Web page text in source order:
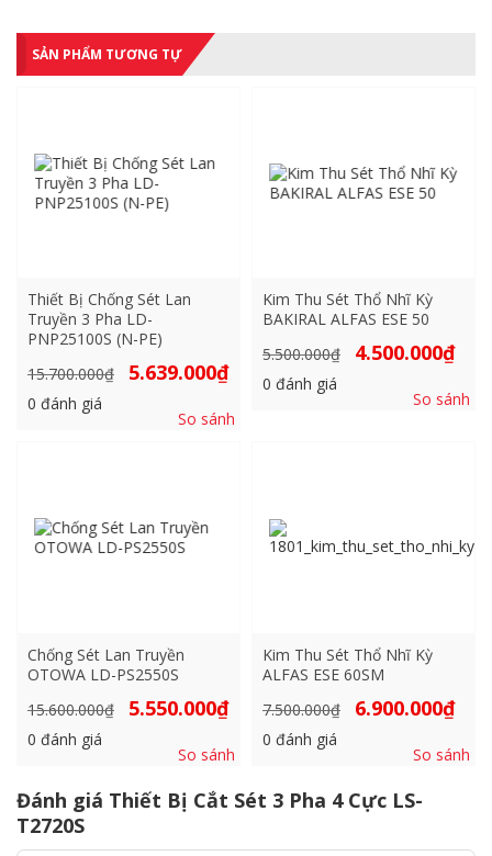
SẢN PHẨM TƯƠNG TỰ
Thiết Bị Chống Sét Lan
Truyền 3 Pha LD-
PNP25100S (N-PE)
15.700.000₫
Giá
gốc
15.700.000₫.
5.639.000₫Giá
là:
0 đánh giá
So sánh
Kim Thu Sét Thổ Nhĩ Kỳ
BAKIRAL ALFAS ESE 50
5.500.000₫
Giá
gốc
5.500.000₫.
4.500.000₫Giá
là:
0 đánh giá
So sánh
Chống Sét Lan Truyền
OTOWA LD-PS2550S
15.600.000₫
Giá
gốc
15.600.000₫.
5.550.000₫Giá
là:
0 đánh giá
So sánh
Kim Thu Sét Thổ Nhĩ Kỳ
ALFAS ESE 60SM
7.500.000₫
Giá
gốc
7.500.000₫.
6.900.000₫Giá
là:
0 đánh giá
So sánh
Đánh giá Thiết Bị Cắt Sét 3 Pha 4 Cực LS-
T2720S